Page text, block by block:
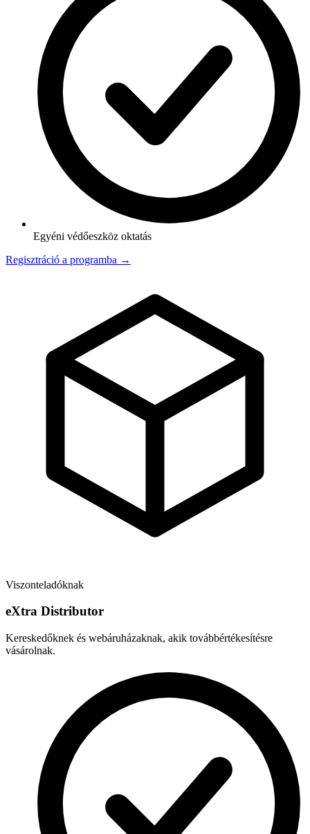
Egyéni védőeszköz oktatás
Regisztráció a programba →
Viszonteladóknak
eXtra Distributor
Kereskedőknek és webáruházaknak, akik továbbértékesítésre
vásárolnak.